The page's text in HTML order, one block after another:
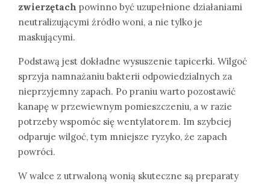
zwierzętach powinno być uzupełnione działaniami
neutralizującymi źródło woni, a nie tylko je
maskującymi.
Podstawą jest dokładne wysuszenie tapicerki. Wilgoć
sprzyja namnażaniu bakterii odpowiedzialnych za
nieprzyjemny zapach. Po praniu warto pozostawić
kanapę w przewiewnym pomieszczeniu, a w razie
potrzeby wspomóc się wentylatorem. Im szybciej
odparuje wilgoć, tym mniejsze ryzyko, że zapach
powróci.
W walce z utrwaloną wonią skuteczne są preparaty